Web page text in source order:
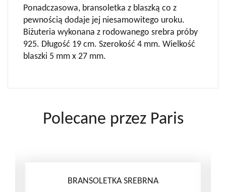
Ponadczasowa, bransoletka z blaszką co z
pewnością dodaje jej niesamowitego uroku.
Biżuteria wykonana z rodowanego srebra próby
925. Długość 19 cm. Szerokość 4 mm. Wielkość
blaszki 5 mm x 27 mm.
Polecane przez Paris
BRANSOLETKA SREBRNA